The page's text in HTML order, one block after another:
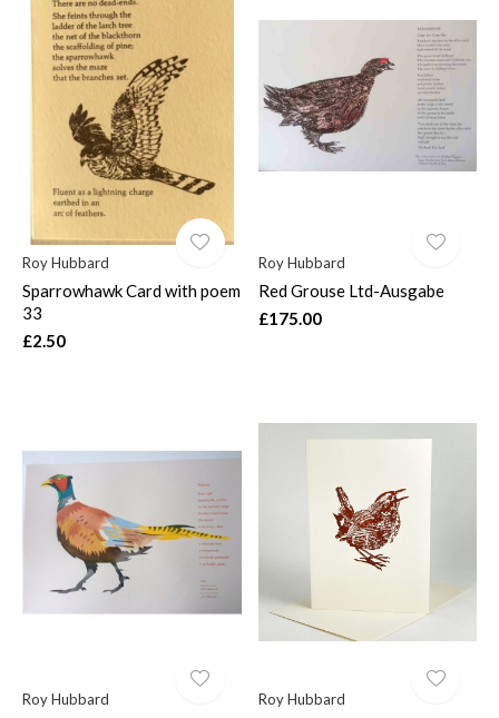
Roy Hubbard
Sparrowhawk Card with poem
33
£2.50
Roy Hubbard
Red Grouse Ltd-Ausgabe
£175.00
Roy Hubbard Roy Hubbard